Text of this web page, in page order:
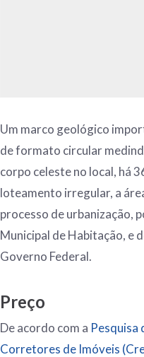
Um marco geológico
de formato circular
corpo celeste no local, há
loteamento irregular, a
processo de urbanização,
Municipal de Habitação, e
Governo Federal.
Preço
De acordo com a Pesquisa
Corretores de Imóveis